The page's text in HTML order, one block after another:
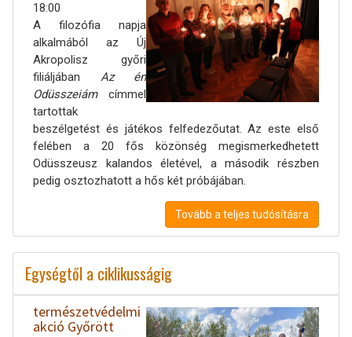
18:00
A filozófia napja
alkalmából az Új
Akropolisz győri
filiáljában Az én
Odüsszeiámcímmel
tartottak
beszélgetést és játékos felfedezőutat. Az este első
felében a 20 fős közönség megismerkedhetett
Odüsszeusz kalandos életével, a második részben
pedig osztozhatott a hős két próbájában.
Tovább a teljes tudósításra
Egységtől a ciklikusságig
természetvédelmi
akció Győrött